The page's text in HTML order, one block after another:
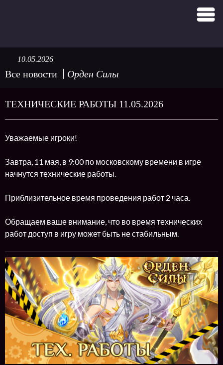
Все новости Орден Силы
10.05.2026
ТЕХНИЧЕСКИЕ РАБОТЫ 11.05.2026
Уважаемые игроки!
Завтра, 11 мая, в 9:00 по московскому времени в игре
начнутся технические работы.
Приблизительное время проведения работ 2 часа.
Обращаем ваше внимание, что во время технических
работ доступ в игру может быть не стабильным.